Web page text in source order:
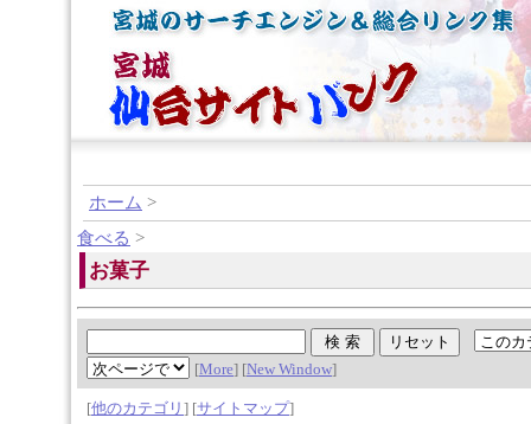
ホーム >
食べる >
お菓子
[More] [New Window]
[他のカテゴリ ] [サイトマップ]